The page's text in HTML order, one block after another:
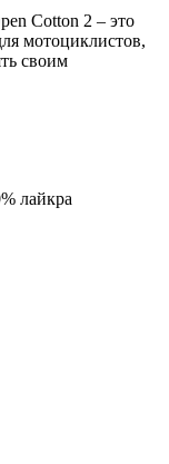
Cotton 2 – это
мотоциклистов,
своим
лайкра